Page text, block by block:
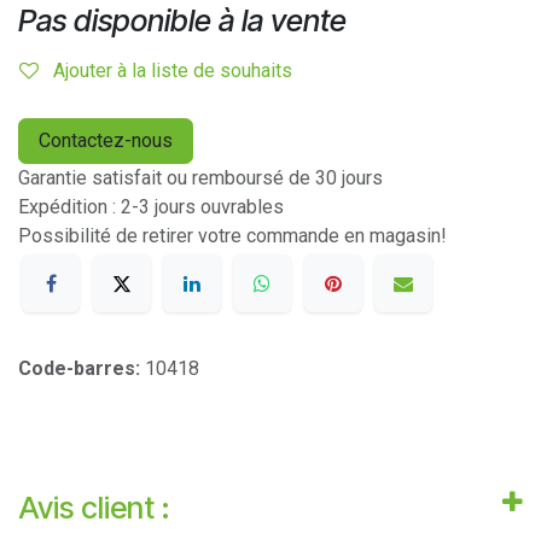
Pas disponible à la vente
Ajouter à la liste de souhaits
Contactez-nous
Garantie satisfait ou remboursé de 30 jours
Expédition : 2-3 jours ouvrables
Possibilité de retirer votre commande en magasin!
Code-barres: 10418
Avis client :